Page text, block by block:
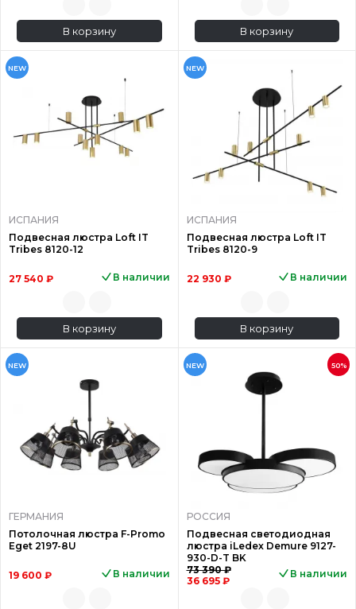
В корзину В корзину
NEW
ИСПАНИЯ
Подвесная люстра Loft IT
Tribes 8120-12
27 540 ₽ В наличии
В корзину
NEW
ИСПАНИЯ
Подвесная люстра Loft IT
Tribes 8120-9
22 930 ₽ В наличии
В корзину
NEW
ГЕРМАНИЯ
Потолочная люстра F-Promo
Eget 2197-8U
19 600 ₽ В наличии
NEW 50%
РОССИЯ
Подвесная светодиодная
люстра iLedex Demure 9127-
930-D-T BK
73 390 ₽
36 695 ₽
В наличии